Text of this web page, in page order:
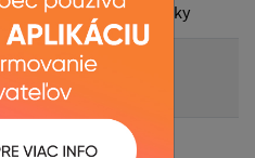
Reset
o uložení zásielky